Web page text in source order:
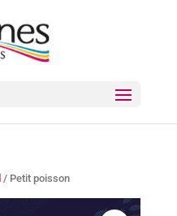
/ Petit poisson